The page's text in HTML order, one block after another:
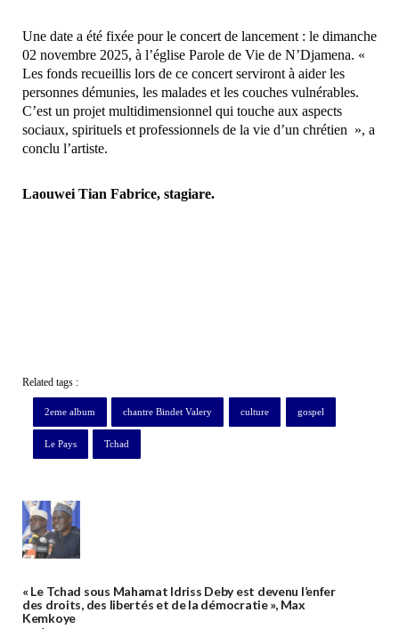
Une date a été fixée pour le concert de lancement : le dimanche
02 novembre 2025, à l’église Parole de Vie de N’Djamena. «
Les fonds recueillis lors de ce concert serviront à aider les
personnes démunies, les malades et les couches vulnérables.
C’est un projet multidimensionnel qui touche aux aspects
sociaux, spirituels et professionnels de la vie d’un chrétien », a
conclu l’artiste.
Laouwei Tian Fabrice, stagiare.
Related tags :
2eme album chantre Bindet Valery culture gospel
Le Pays Tchad
« Le Tchad sous Mahamat Idriss Deby est devenu l’enfer
des droits, des libertés et de la démocratie », Max
Kemkoye